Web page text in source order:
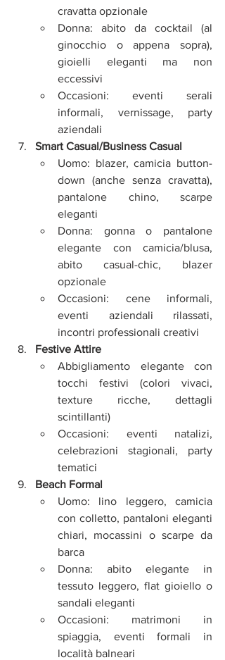
cravatta opzionale
Donna: abito da cocktail (al
ginocchio o appena sopra),
gioielli eleganti ma non
eccessivi
Occasioni: eventi serali
informali, vernissage, party
aziendali
Smart Casual/Business Casual
Uomo: blazer, camicia button-
down (anche senza cravatta),
pantalone chino, scarpe
eleganti
Donna: gonna o pantalone
elegante con camicia/blusa,
abito casual-chic, blazer
opzionale
Occasioni: cene informali,
eventi aziendali rilassati,
incontri professionali creativi
Festive Attire
Abbigliamento elegante con
tocchi festivi (colori vivaci,
texture ricche, dettagli
scintillanti)
Occasioni: eventi natalizi,
celebrazioni stagionali, party
tematici
Beach Formal
Uomo: lino leggero, camicia
con colletto, pantaloni eleganti
chiari, mocassini o scarpe da
barca
Donna: abito elegante in
tessuto leggero, flat gioiello o
sandali eleganti
Occasioni: matrimoni in
spiaggia, eventi formali in
località balneari